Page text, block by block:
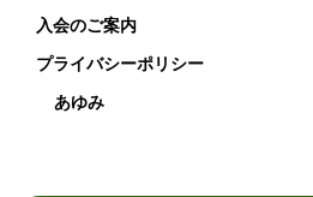
入会のご案内
プライバシーポリシー
あゆみ